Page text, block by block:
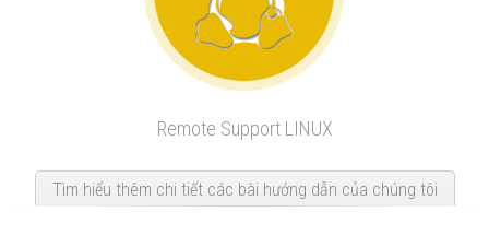
Remote Support LINUX
Tìm hiểu thêm chi tiết các bài hướng dẫn của chúng tôi